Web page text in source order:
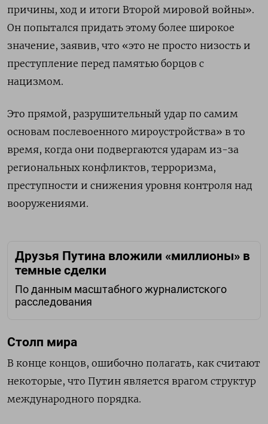
причины, ход и итоги Второй мировой войны».
Он попытался придать этому более широкое
значение, заявив, что «это не просто низость и
преступление перед памятью борцов с
нацизмом.
Это прямой, разрушительный удар по самим
основам послевоенного мироустройства» в то
время, когда они подвергаются ударам из-за
региональных конфликтов, терроризма,
преступности и снижения уровня контроля над
вооружениями.
Друзья Путина вложили «миллионы» в
темные сделки
По данным масштабного журналистского
расследования
Столп мира
В конце концов, ошибочно полагать, как считают
некоторые, что Путин является врагом структур
международного порядка.